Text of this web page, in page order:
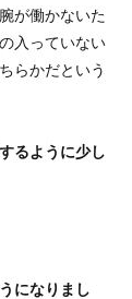
が働かないた
入っていない
らかだという
るように少し
になりまし